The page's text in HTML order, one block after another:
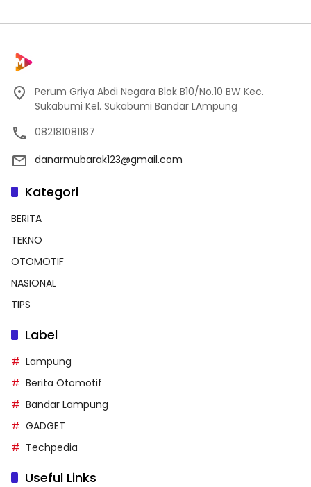
Perum Griya Abdi Negara Blok B10/No.10 BW Kec.
Sukabumi Kel. Sukabumi Bandar LAmpung
082181081187
danarmubarak123@gmail.com
Kategori
BERITA
TEKNO
OTOMOTIF
NASIONAL
TIPS
Label
Lampung
Berita Otomotif
Bandar Lampung
GADGET
Techpedia
Useful Links